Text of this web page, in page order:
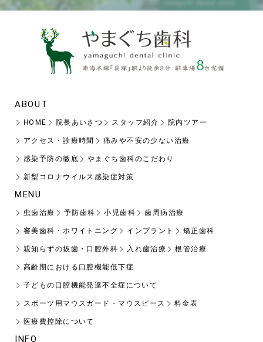
ABOUT
HOME 院長あいさつ スタッフ紹介 院内ツアー
アクセス・診療時間 痛みや不安の少ない治療
感染予防の徹底 やまぐち歯科のこだわり
新型コロナウイルス感染症対策
MENU
虫歯治療 予防歯科 小児歯科 歯周病治療
審美歯科・ホワイトニング インプラント 矯正歯科
親知らずの抜歯・口腔外科 入れ歯治療 根管治療
高齢期における口腔機能低下症
子どもの口腔機能発達不全症について
スポーツ用マウスガード・マウスピース 料金表
医療費控除について
INFO